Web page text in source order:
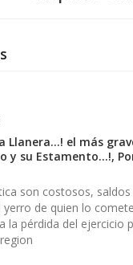
Llanera…! el más
y su Estamento…!,
son costosos,
de quien lo
la pérdida del ejercicio